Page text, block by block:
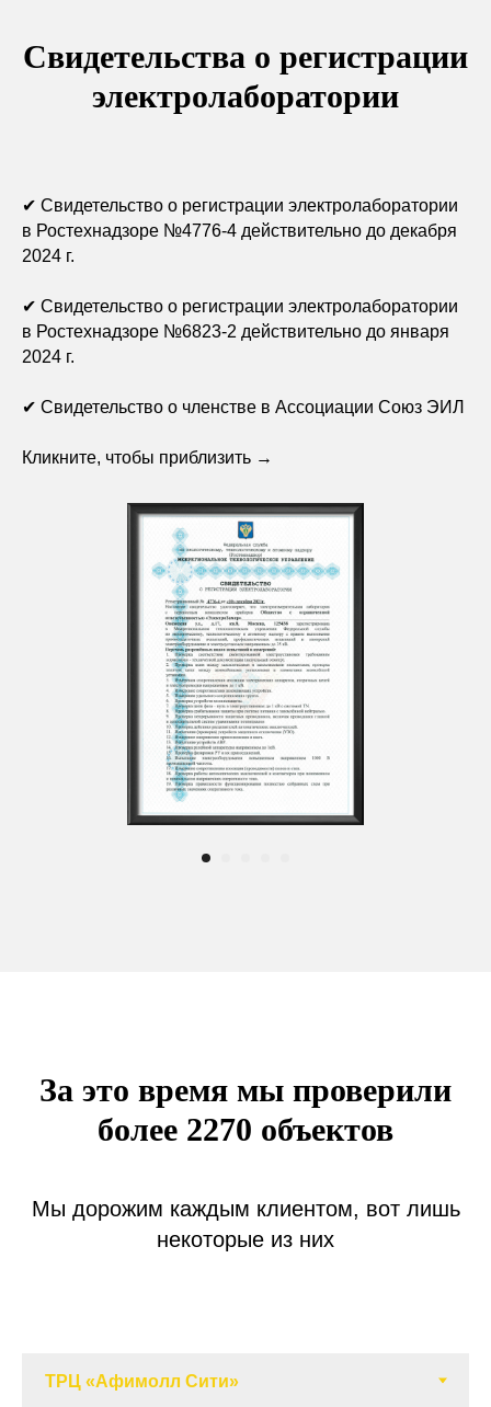
Свидетельства о регистрации
электролаборатории
✔ Свидетельство о регистрации электролаборатории
в Ростехнадзоре №4776-4 действительно до декабря
2024 г.
✔ Свидетельство о регистрации электролаборатории
в Ростехнадзоре №6823-2 действительно до января
2024 г.
✔ Свидетельство о членстве в Ассоциации Союз ЭИЛ
Кликните, чтобы приблизить →
За это время мы проверили
более 2270 объектов
Мы дорожим каждым клиентом, вот лишь
некоторые из них